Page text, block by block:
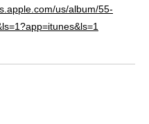
us/album/55-